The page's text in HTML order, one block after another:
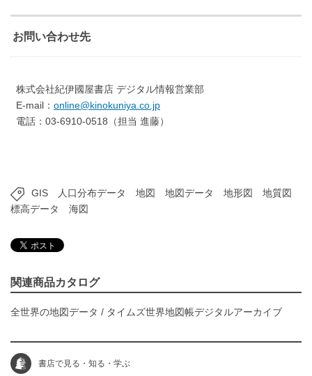
お問い合わせ先
株式会社紀伊國屋書店 デジタル情報営業部
E-mail： online@kinokuniya.co.jp
電話：03-6910-0518（担当 進藤）
GIS 人口分布データ 地図 地図データ 地形図
地質図
標高データ
海図
関連商品カタログ
全世界の地図データ / タイムズ世界地図帳デジタルアーカイブ
書店で見る・知る・学ぶ